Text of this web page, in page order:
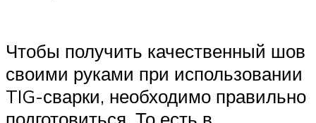
Чтобы получить качественный шов
своими руками при использовании
TIG-сварки, необходимо правильно